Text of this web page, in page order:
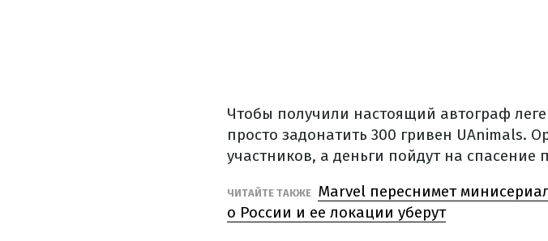
Чтобы получили настоящий автограф
просто задонатить 300 гривен UAnimals.
участников, а деньги пойдут на
ЧИТАЙТЕ ТАКЖЕ Marvel переснимет
о России и ее локации уберут